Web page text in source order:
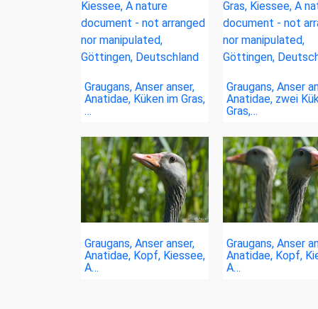
Graugans, Anser anser,
Anatidae, Küken im Gras,
…
Graugans, Anser
Anatidae, zwei
Gras,…
Graugans, Anser anser,
Anatidae, Kopf, Kiessee,
A…
Graugans, Anser
Anatidae, Kopf,
A…